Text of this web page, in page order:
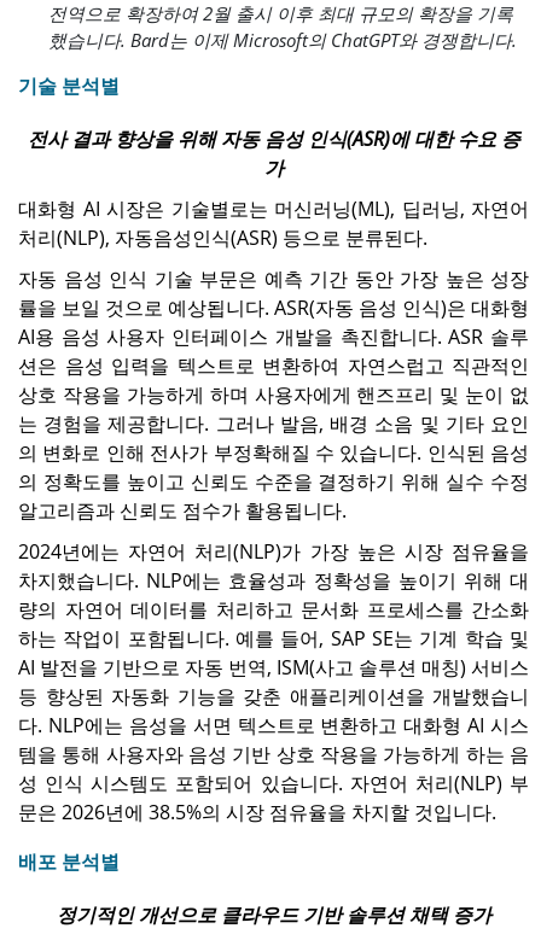
전역으로 확장하여 2월 출시 이후 최대 규모의 확장을 기록
했습니다. Bard는 이제 Microsoft의 ChatGPT와 경쟁합니다.
기술 분석별
전사 결과 향상을 위해 자동 음성 인식(ASR)에 대한 수요 증
가
대화형 AI 시장은 기술별로는 머신러닝(ML), 딥러닝, 자연어
처리(NLP), 자동음성인식(ASR) 등으로 분류된다.
자동 음성 인식 기술 부문은 예측 기간 동안 가장 높은 성장
률을 보일 것으로 예상됩니다. ASR(자동 음성 인식)은 대화형
AI용 음성 사용자 인터페이스 개발을 촉진합니다. ASR 솔루
션은 음성 입력을 텍스트로 변환하여 자연스럽고 직관적인
상호 작용을 가능하게 하며 사용자에게 핸즈프리 및 눈이 없
는 경험을 제공합니다. 그러나 발음, 배경 소음 및 기타 요인
의 변화로 인해 전사가 부정확해질 수 있습니다. 인식된 음성
의 정확도를 높이고 신뢰도 수준을 결정하기 위해 실수 수정
알고리즘과 신뢰도 점수가 활용됩니다.
2024년에는 자연어 처리(NLP)가 가장 높은 시장 점유율을
차지했습니다. NLP에는 효율성과 정확성을 높이기 위해 대
량의 자연어 데이터를 처리하고 문서화 프로세스를 간소화
하는 작업이 포함됩니다. 예를 들어, SAP SE는 기계 학습 및
AI 발전을 기반으로 자동 번역, ISM(사고 솔루션 매칭) 서비스
등 향상된 자동화 기능을 갖춘 애플리케이션을 개발했습니
다. NLP에는 음성을 서면 텍스트로 변환하고 대화형 AI 시스
템을 통해 사용자와 음성 기반 상호 작용을 가능하게 하는 음
성 인식 시스템도 포함되어 있습니다. 자연어 처리(NLP) 부
문은 2026년에 38.5%의 시장 점유율을 차지할 것입니다.
배포 분석별
정기적인 개선으로 클라우드 기반 솔루션 채택 증가